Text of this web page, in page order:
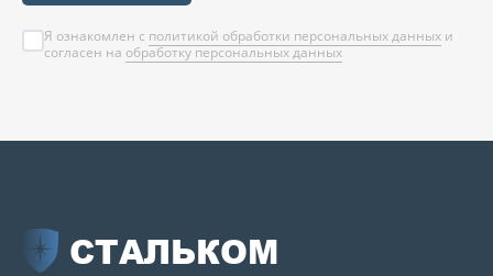
Я ознакомлен с политикой обработки персональных данных и
согласен на обработку персональных данных
СТАЛЬКОМ